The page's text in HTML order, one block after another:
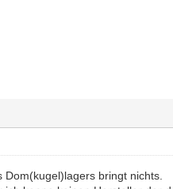
bringt nichts.